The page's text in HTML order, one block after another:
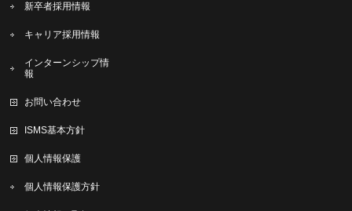
新卒者採用情報
キャリア採用情報
インターンシップ情
報
お問い合わせ
ISMS基本方針
個人情報保護
個人情報保護方針